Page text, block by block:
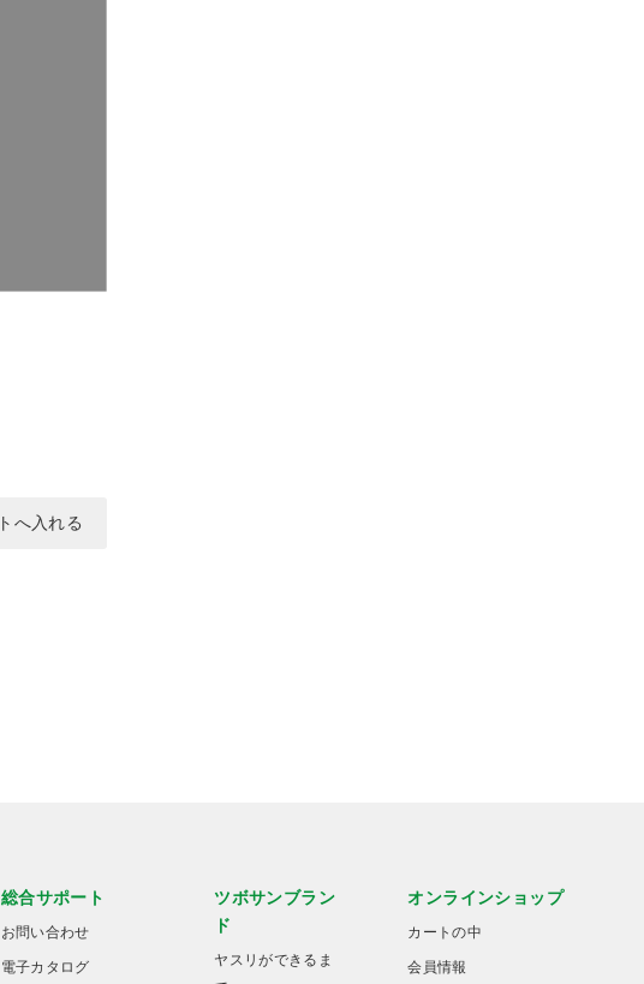
総合サポート
お問い合わせ
電子カタログ
ツボサンブラン
ド
ヤスリができるま
オンラインショップ
カートの中
会員情報